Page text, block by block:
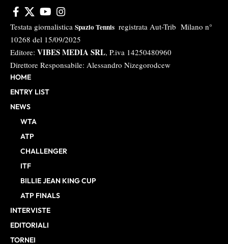
Testata giornalistica Spazio Tennis registrata Aut-Trib Milano n°
10268 del 15/09/2025
Editore: VIBES MEDIA SRL, P.iva 14250480960
Direttore Responsabile: Alessandro Nizegorodcew
HOME
ENTRY LIST
NEWS
WTA
ATP
CHALLENGER
ITF
BILLIE JEAN KING CUP
ATP FINALS
INTERVISTE
EDITORIALI
TORNEI